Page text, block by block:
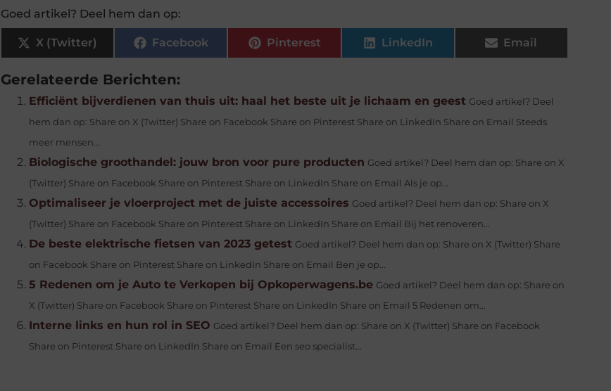
Goed artikel? Deel hem dan op:
X (Twitter) Facebook Pinterest LinkedIn Email
Gerelateerde Berichten:
Efficiënt bijverdienen van thuis uit: haal het beste uit je lichaam en geest Goed artikel? Deel
hem dan op: Share on X (Twitter) Share on Facebook Share on Pinterest Share on LinkedIn Share on Email Steeds
meer mensen...
Biologische groothandel: jouw bron voor pure producten Goed artikel? Deel hem dan op: Share on X
(Twitter) Share on Facebook Share on Pinterest Share on LinkedIn Share on Email Als je op...
Optimaliseer je vloerproject met de juiste accessoires Goed artikel? Deel hem dan op: Share on X
(Twitter) Share on Facebook Share on Pinterest Share on LinkedIn Share on Email Bij het renoveren...
De beste elektrische fietsen van 2023 getest Goed artikel? Deel hem dan op: Share on X (Twitter) Share
on Facebook Share on Pinterest Share on LinkedIn Share on Email Ben je op...
5 Redenen om je Auto te Verkopen bij Opkoperwagens.be Goed artikel? Deel hem dan op: Share on
X (Twitter) Share on Facebook Share on Pinterest Share on LinkedIn Share on Email 5 Redenen om...
Interne links en hun rol in SEO Goed artikel? Deel hem dan op: Share on X (Twitter) Share on Facebook
Share on Pinterest Share on LinkedIn Share on Email Een seo specialist...